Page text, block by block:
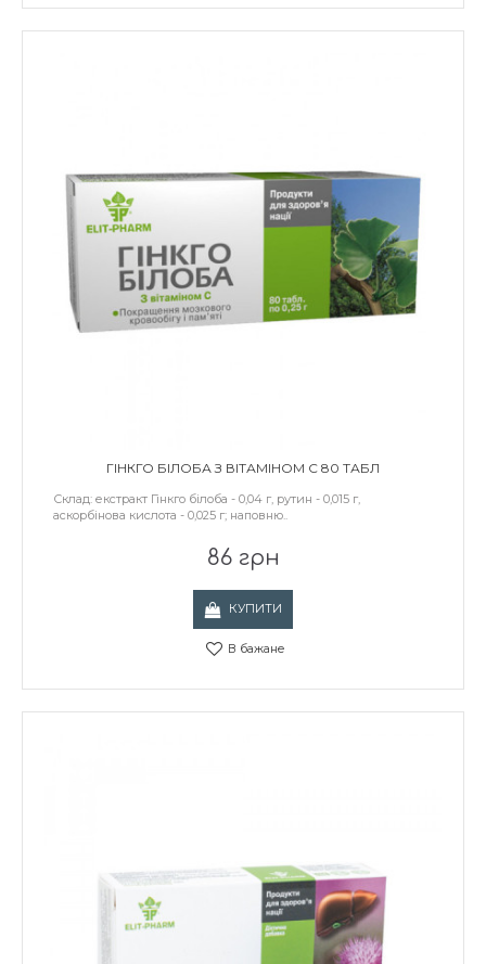
ГІНКГО БІЛОБА З ВІТАМІНОМ С 80 ТАБЛ
Склад: екстракт Гінкго білоба - 0,04 г, рутин - 0,015 г,
аскорбінова кислота - 0,025 г; наповню..
86 грн
КУПИТИ
В бажане